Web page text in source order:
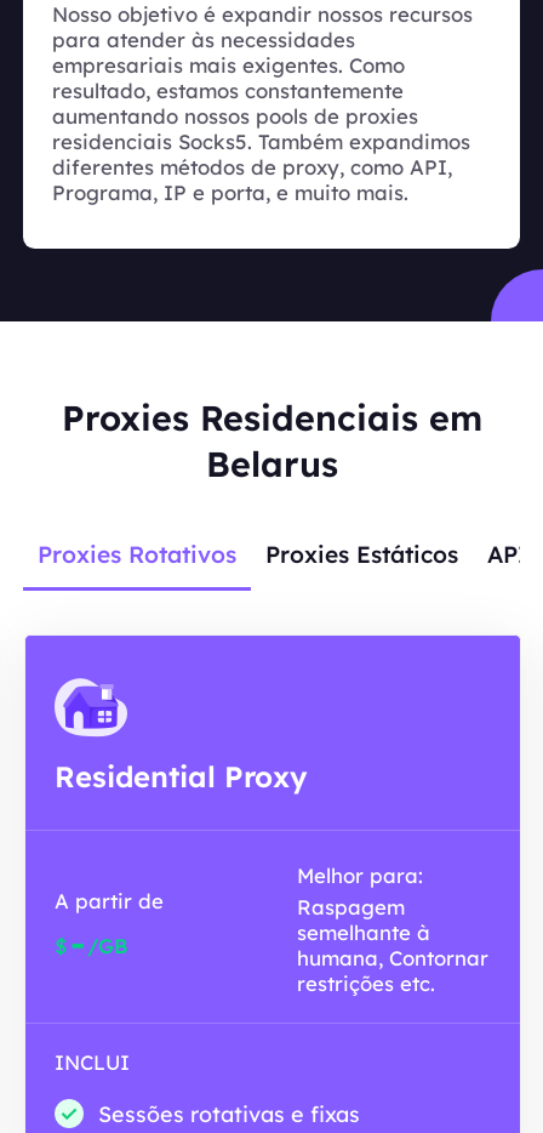
Nosso objetivo é expandir nossos recursos
para atender às necessidades
empresariais mais exigentes. Como
resultado, estamos constantemente
aumentando nossos pools de proxies
residenciais Socks5. Também expandimos
diferentes métodos de proxy, como API,
Programa, IP e porta, e muito mais.
Proxies Residenciais em
Belarus
Proxies Rotativos Proxies Estáticos
Residential Proxy
A partir de
$- /GB
Melhor para:
Raspagem
semelhante à
humana, Contornar
restrições etc.
INCLUI
Sessões rotativas e fixas